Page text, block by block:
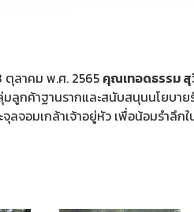
ตุลาคม พ.ศ. 2565 คุณเทอดธรรม
ลูกค้าฐานรากและสนับสนุนนโยบา
ลจอมเกล้าเจ้าอยู่หัว เพื่อน้อมรำลึ